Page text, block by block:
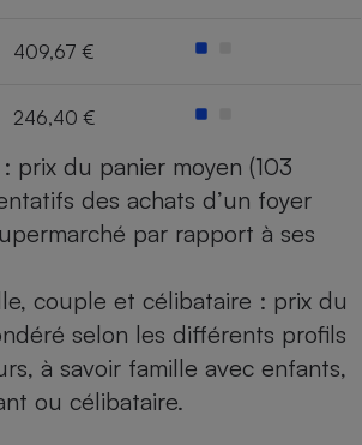
409,67 €
246,40 €
prix du panier moyen (103
des achats d’un foyer
par rapport à ses
couple et célibataire : prix du
selon les différents profils
à savoir famille avec enfants,
ou célibataire.
Robot ménager